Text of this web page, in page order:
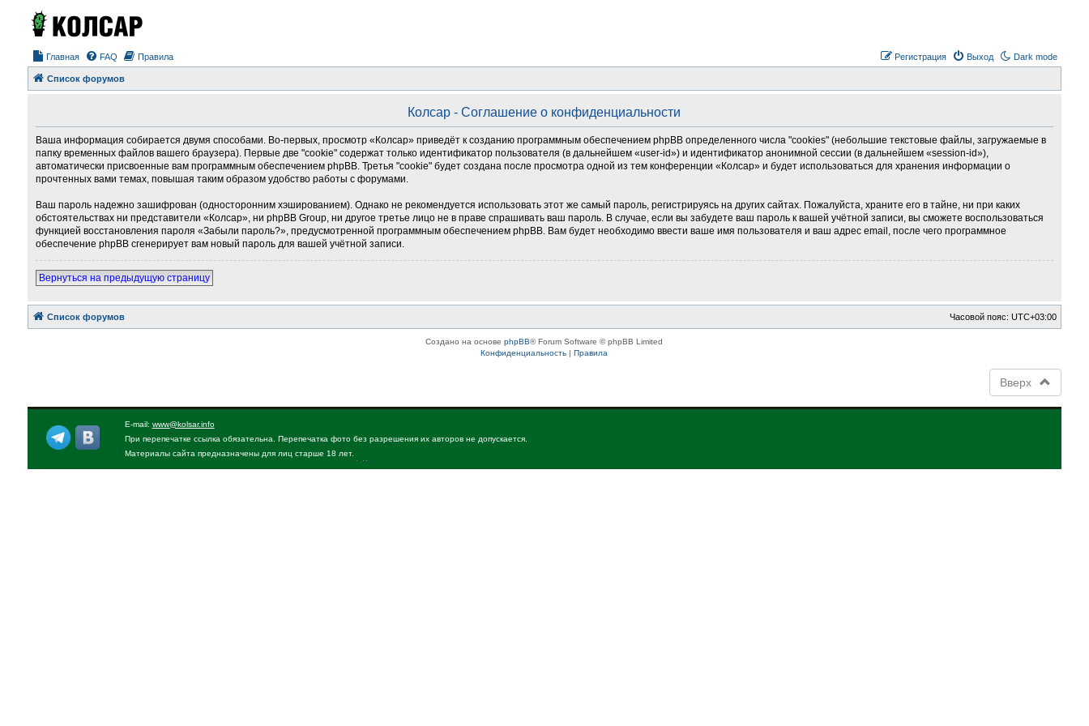
Главная Dark mode
FAQ Правила Выход
Регистрация
Список форумов
Колсар - Соглашение о конфиденциальности
Ваша информация собирается двумя способами. Во-первых, просмотр «Колсар» приведёт к созданию программным обеспечением phpBB определенного числа "cookies" (небольшие текстовые файлы, загружаемые в
папку временных файлов вашего браузера). Первые две "cookie" содержат только идентификатор пользователя (в дальнейшем «user-id») и идентификатор анонимной сессии (в дальнейшем «session-id»),
автоматически присвоенные вам программным обеспечением phpBB. Третья "cookie" будет создана после просмотра одной из тем конференции «Колсар» и будет использоваться для хранения информации о
прочтенных вами темах, повышая таким образом удобство работы с форумами.
Ваш пароль надежно зашифрован (односторонним хэшированием). Однако не рекомендуется использовать этот же самый пароль, регистрируясь на других сайтах. Пожалуйста, храните его в тайне, ни при каких
обстоятельствах ни представители «Колсар», ни phpBB Group, ни другое третье лицо не в праве спрашивать ваш пароль. В случае, если вы забудете ваш пароль к вашей учётной записи, вы сможете воспользоваться
функцией восстановления пароля «Забыли пароль?», предусмотренной программным обеспечением phpBB. Вам будет необходимо ввести ваше имя пользователя и ваш адрес email, после чего программное
обеспечение phpBB сгенерирует вам новый пароль для вашей учётной записи.
Вернуться на предыдущую страницу
Список форумов Часовой пояс:UTC+03:00
Создано на основеphpBB® Forum Software © phpBB Limited
Конфиденциальность |Правила
Вверх
E-mail: www@kolsar.info
При перепечатке ссылка обязательна. Перепечатка фото без разрешения их авторов не допускается.
Материалы сайта предназначены для лиц старше 18 лет.